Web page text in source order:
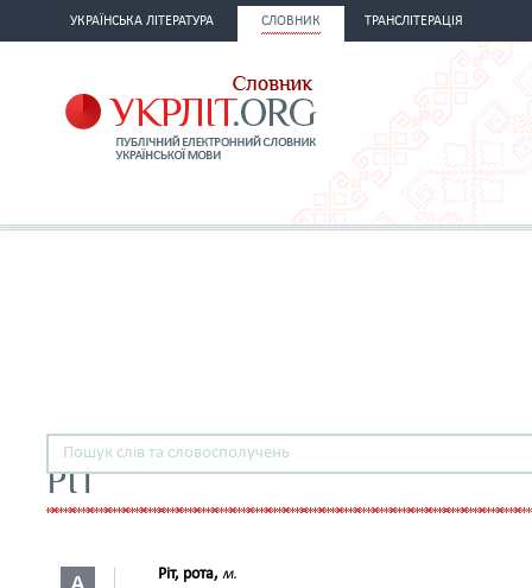
УКРАЇНСЬКА ЛІТЕРАТУРА СЛОВНИК ТРАНСЛІТЕРАЦІЯ
РІТ
Ріт, рота, м.